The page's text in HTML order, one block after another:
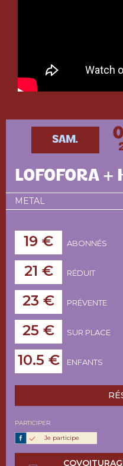
SAM.
LOFOFORA +
METAL
19 € ABONNÉS
21 € RÉDUIT
23 € PRÉVENTE
25 € SUR PLACE
10.5 € ENFANTS
PARTICIPER
Je participe